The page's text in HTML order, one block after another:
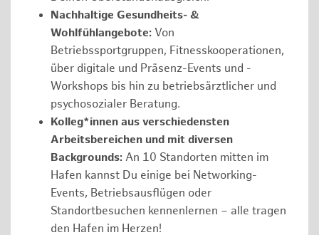
Nachhaltige Gesundheits- &
Wohlfühlangebote: Von
Betriebssportgruppen, Fitnesskooperationen,
über digitale und Präsenz-Events und -
Workshops bis hin zu betriebsärztlicher und
psychosozialer Beratung.
Kolleg*innen aus verschiedensten
Arbeitsbereichen und mit diversen
Backgrounds: An 10 Standorten mitten im
Hafen kannst Du einige bei Networking-
Events, Betriebsausflügen oder
Standortbesuchen kennenlernen – alle tragen
den Hafen im Herzen!